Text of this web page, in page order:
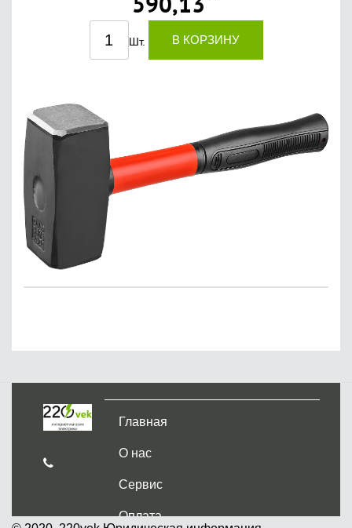
Шт. В КОРЗИНУ
Главная
О нас
Сервис
Оплата